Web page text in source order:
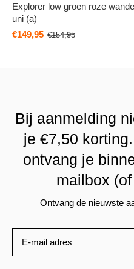
Explorer low groen roze
uni (a)
€149,95 €154,95
Bij aanmelding
je €7,50
ontvang je
mailbox
Ontvang de nieuwste